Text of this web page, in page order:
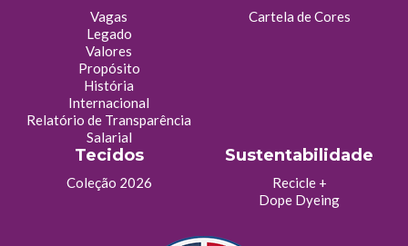
Vagas
Legado
Valores
Propósito
História
Internacional
Relatório de Transparência
Salarial
Tecidos
Coleção 2026
Cartela de Cores
Sustentabilidade
Recicle +
Dope Dyeing